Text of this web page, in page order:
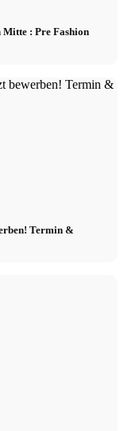
Mitte : Pre Fashion
Termin &